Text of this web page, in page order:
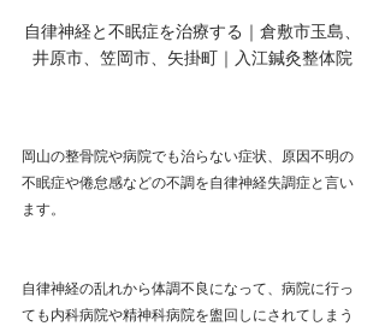
自律神経と不眠症を治療する｜倉敷市玉島、
井原市、笠岡市、矢掛町｜入江鍼灸整体院
岡山の整骨院や病院でも治らない症状、原因不明の
不眠症や倦怠感などの不調を自律神経失調症と言い
ます。
自律神経の乱れから体調不良になって、病院に行っ
ても内科病院や精神科病院を盥回しにされてしまう